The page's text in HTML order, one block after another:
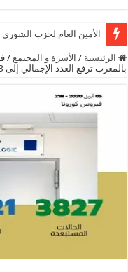
الأمين العام لحزب
الرئيسية / الأسرة و المجتمع /
بالمغرب ترفع العدد الإجمالي إلى 1113 حالة